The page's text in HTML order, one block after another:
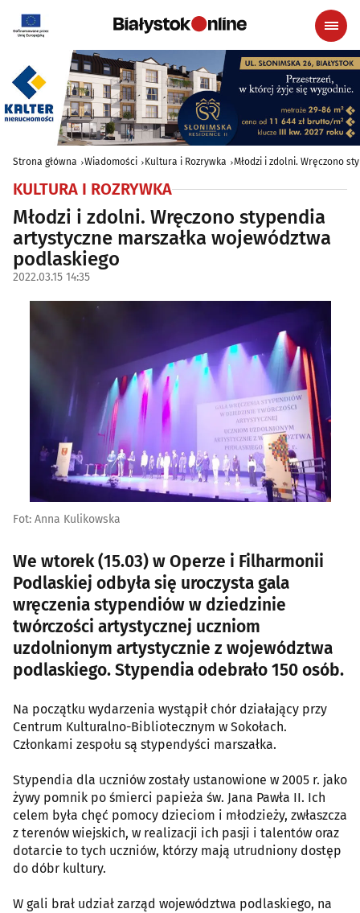
Strona główna Wiadomości Kultura i Rozrywka Młodzi i zdolni. Wręczono
KULTURA I ROZRYWKA
Młodzi i zdolni. Wręczono stypendia
artystyczne marszałka województwa
podlaskiego
2022.03.15 14:35
Fot: Anna Kulikowska
We wtorek (15.03) w Operze i Filharmonii
Podlaskiej odbyła się uroczysta gala
wręczenia stypendiów w dziedzinie
twórczości artystycznej uczniom
uzdolnionym artystycznie z województwa
podlaskiego. Stypendia odebrało 150 osób.
Na początku wydarzenia wystąpił chór działający przy
Centrum Kulturalno-Bibliotecznym w Sokołach.
Członkami zespołu są stypendyści marszałka.
Stypendia dla uczniów zostały ustanowione w 2005 r. jako
żywy pomnik po śmierci papieża św. Jana Pawła II. Ich
celem była chęć pomocy dzieciom i młodzieży, zwłaszcza
z terenów wiejskich, w realizacji ich pasji i talentów oraz
dotarcie to tych uczniów, którzy mają utrudniony dostęp
do dóbr kultury.
W gali brał udział zarząd województwa podlaskiego, na